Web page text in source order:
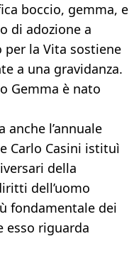
boccio, gemma, e
di adozione a
la Vita sostiene
a una gravidanza.
Gemma è nato
anche l’annuale
Carlo Casini istituì
della
dell’uomo
fondamentale dei
riguarda